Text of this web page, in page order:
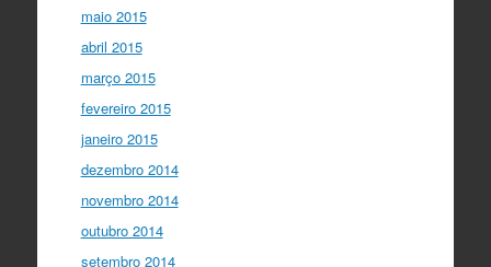
maio 2015
abril 2015
março 2015
fevereiro 2015
janeiro 2015
dezembro 2014
novembro 2014
outubro 2014
setembro 2014